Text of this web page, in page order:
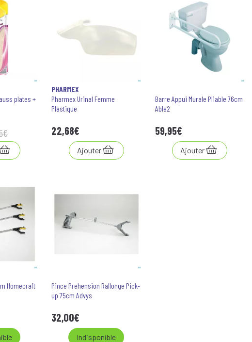
plates +
€
PHARMEX
Pharmex Urinal Femme
Plastique
22,68€
Ajouter
Barre Appui Murale Pliable 76cm
Able2
59,95€
Ajouter
Homecraft
Pince Prehension Rallonge Pick-
up 75cm Advys
32,00€
Indisponible